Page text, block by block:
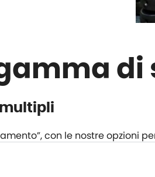
di
con le nostre opzioni